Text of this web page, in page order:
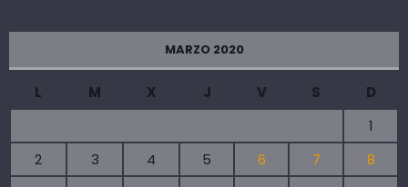
MARZO 2020
L M X J V S
D
1
2
3 4 5 6 7
8